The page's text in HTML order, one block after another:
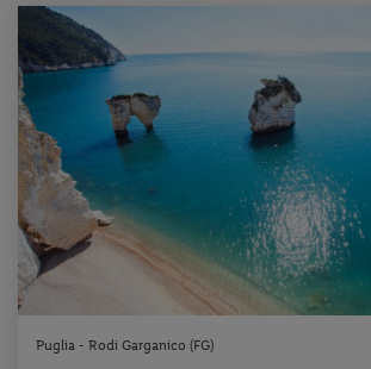
Puglia - Rodi Garganico (FG)